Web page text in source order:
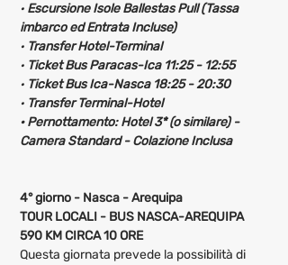
· Escursione Isole Ballestas Pull (Tassa
imbarco ed Entrata Incluse)
· Transfer Hotel-Terminal
· Ticket Bus Paracas-Ica 11:25 - 12:55
· Ticket Bus Ica-Nasca 18:25 - 20:30
· Transfer Terminal-Hotel
· Pernottamento: Hotel 3* (o similare) -
Camera Standard - Colazione Inclusa
4° giorno - Nasca - Arequipa
TOUR LOCALI - BUS NASCA-AREQUIPA
590 KM CIRCA 10 ORE
Questa giornata prevede la possibilità di